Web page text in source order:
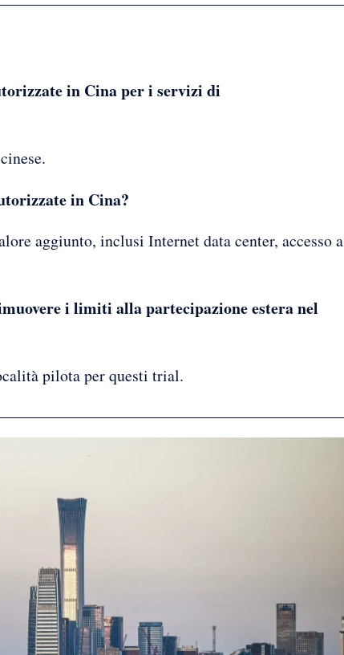
in Cina per i servizi di
in Cina?
aggiunto, inclusi Internet data center, accesso a
i limiti alla partecipazione estera nel
pilota per questi trial.